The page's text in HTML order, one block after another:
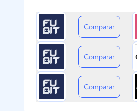
Comparar
Comparar
Comparar